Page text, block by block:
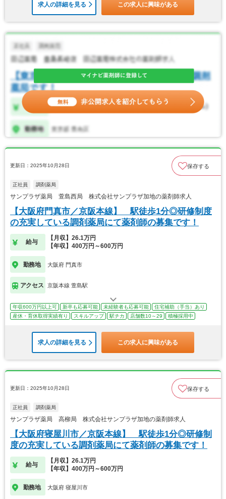
求人の詳細を見る この求人に興味がある
更新日：2025年10月28日 保存する
正社員 調剤薬局
サンプラザ薬局 萱島西局 株式会社サンプラザ加地の薬剤師求人
【大阪府門真市／京阪本線】 駅徒歩1分◎研修制度
の充実している調剤薬局にて薬剤師の募集です！
給与
【月収】26.1万円
【年収】400万円～600万円
勤務地 大阪府 門真市
アクセス 京阪本線 萱島駅
年収600万円以上可 新卒も応募可能 未経験者も応募可能
住宅補助（手当）あり
産休・育休取得実績有り
スキルアップ 駅チカ 店舗数10～29 積極採用中
求人の詳細を見る この求人に興味がある
更新日：2025年10月28日 保存する
正社員 調剤薬局
サンプラザ薬局 高柳局 株式会社サンプラザ加地の薬剤師求人
【大阪府寝屋川市／京阪本線】 駅徒歩1分◎研修制
度の充実している調剤薬局にて薬剤師の募集です！
給与
【月収】26.1万円
【年収】400万円～600万円
勤務地 大阪府 寝屋川市